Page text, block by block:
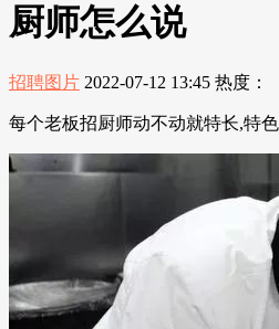
厨师怎么说
招聘图片 2022-07-12 13:45 热度：
每个老板招厨师动不动就特长,特